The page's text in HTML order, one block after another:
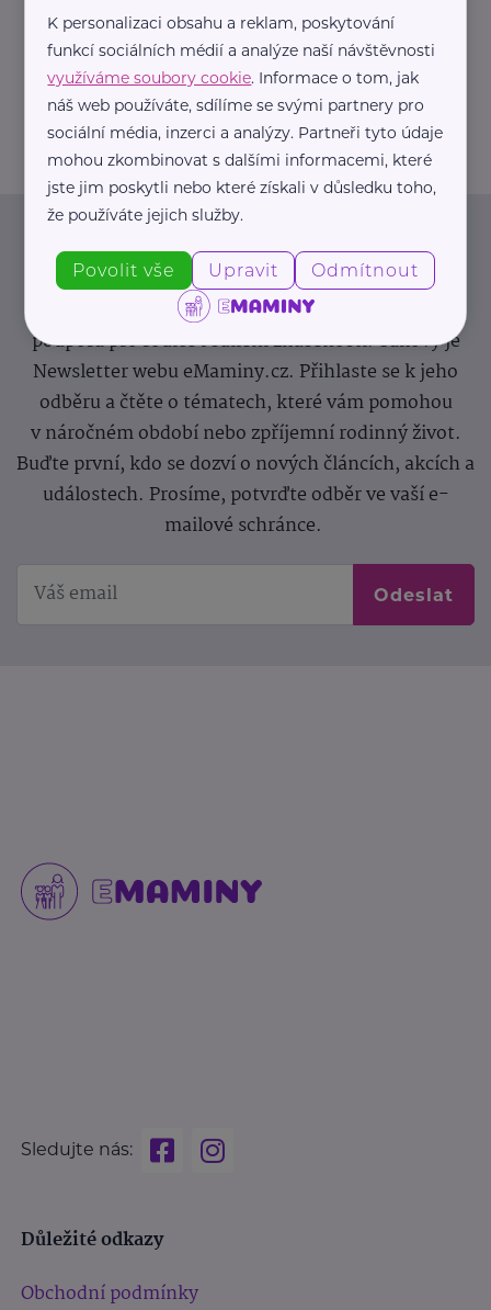
https://hartmanndirect.com/cs-cz
+420 800 100 150
info@hartmanndirect.cz
Newsletter
Pravidelný přísun novinek, inspirace na každý den,
podpora pro rodiče i sdílení zkušeností. Takový je
Newsletter webu eMaminy.cz. Přihlaste se k jeho
odběru a čtěte o tématech, které vám pomohou
v náročném období nebo zpříjemní rodinný život.
Buďte první, kdo se dozví o nových článcích, akcích a
událostech. Prosíme, potvrďte odběr ve vaší e-
mailové schránce.
Odeslat
Sledujte nás:
Důležité odkazy
Obchodní podmínky
K personalizaci obsahu a reklam, poskytování
funkcí sociálních médií a analýze naší návštěvnosti
využíváme soubory cookie. Informace o tom, jak
náš web používáte, sdílíme se svými partnery pro
sociální média, inzerci a analýzy. Partneři tyto údaje
mohou zkombinovat s dalšími informacemi, které
jste jim poskytli nebo které získali v důsledku toho,
že používáte jejich služby.
Povolit vše Upravit Odmítnout